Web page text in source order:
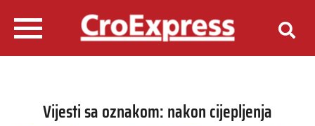
Vijesti sa oznakom: nakon cijepljenja